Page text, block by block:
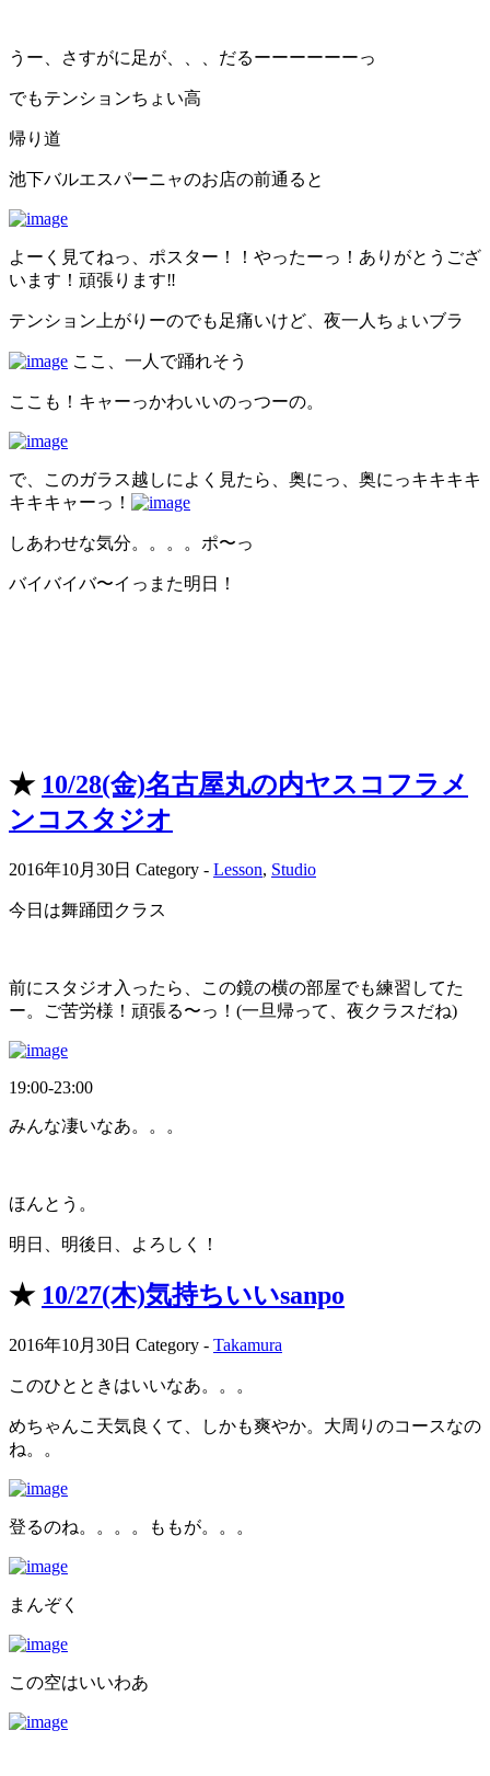
うー、さすがに足が、、、だるーーーーーーっ
でもテンションちょい高
帰り道
池下バルエスパーニャのお店の前通ると
よーく見てねっ、ポスター！！やったーっ！ありがとうござ
います！頑張ります‼️
テンション上がりーのでも足痛いけど、夜一人ちょいブラ
ここ、一人で踊れそう
ここも！キャーっかわいいのっつーの。
で、このガラス越しによく見たら、奥にっ、奥にっキキキキ
キキキャーっ！
しあわせな気分。。。。ポ〜っ
バイバイバ〜イっまた明日！
★ 10/28(金)名古屋丸の内ヤスコフラメ
ンコスタジオ
2016年10月30日 Category - Lesson, Studio
今日は舞踊団クラス
前にスタジオ入ったら、この鏡の横の部屋でも練習してた
ー。ご苦労様！頑張る〜っ！(一旦帰って、夜クラスだね)
19:00-23:00
みんな凄いなあ。。。
ほんとう。
明日、明後日、よろしく！
★ 10/27(木)気持ちいいsanpo
2016年10月30日 Category - Takamura
このひとときはいいなあ。。。
めちゃんこ天気良くて、しかも爽やか。大周りのコースなの
ね。。
登るのね。。。。ももが。。。
まんぞく
この空はいいわあ